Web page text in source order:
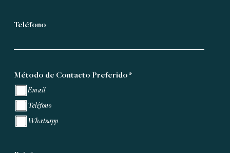
Teléfono
Método de Contacto Preferido *
Email
Teléfono
Whatsapp